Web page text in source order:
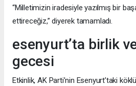
“Milletimizin iradesiyle yazılmış bir
ettireceğiz,” diyerek tamamladı.
esenyurt’ta birlik
gecesi
Etkinlik, AK Parti’nin Esenyurt’taki